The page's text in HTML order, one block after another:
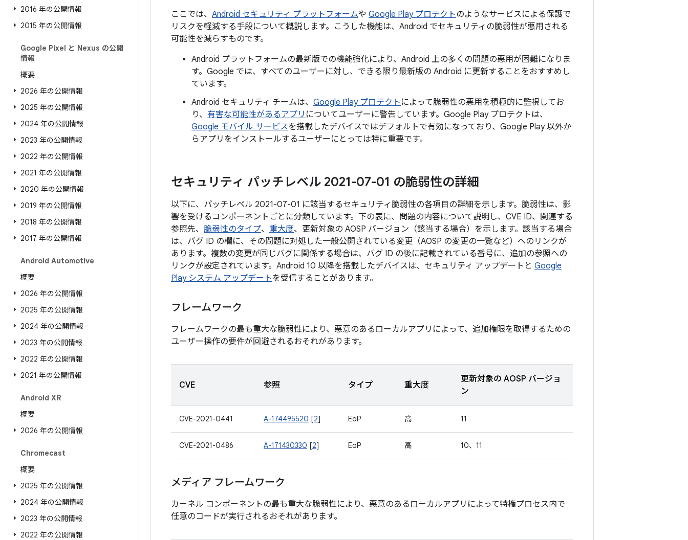
2016 年の公開情報
2015 年の公開情報
Google Pixel と Nexus の公開
情報
概要
2026 年の公開情報
2025 年の公開情報
2024 年の公開情報
2023 年の公開情報
2022 年の公開情報
2021 年の公開情報
2020 年の公開情報
2019 年の公開情報
2018 年の公開情報
2017 年の公開情報
Android Automotive
概要
2026 年の公開情報
2025 年の公開情報
2024 年の公開情報
2023 年の公開情報
2022 年の公開情報
2021 年の公開情報
Android XR
概要
2026 年の公開情報
Chromecast
概要
2025 年の公開情報
2024 年の公開情報
2023 年の公開情報
2022 年の公開情報
ここでは、 Android セキュリティ プラットフォームや Google Play プロテクトのようなサービスによる保護で
リスクを軽減する手段について概説します。こうした機能は、Android でセキュリティの脆弱性が悪用される
可能性を減らすものです。
Android プラットフォームの最新版での機能強化により、Android 上の多くの問題の悪用が困難になりま
す。Google では、すべてのユーザーに対し、できる限り最新版の Android に更新することをおすすめし
ています。
Android セキュリティ チームは、 Google Play プロテクト によって脆弱性の悪用を積極的に監視してお
り、 有害な可能性があるアプリ についてユーザーに警告しています。Google Play プロテクトは、
Google モバイル サービスを搭載したデバイスではデフォルトで有効になっており、Google Play 以外か
らアプリをインストールするユーザーにとっては特に重要です。
セキュリティ パッチレベル 2021-07-01 の脆弱性の詳細
以下に、パッチレベル 2021-07-01 に該当するセキュリティ脆弱性の各項目の詳細を示します。脆弱性は、影
響を受けるコンポーネントごとに分類しています。下の表に、問題の内容について説明し、CVE ID、関連する
参照先、 脆弱性のタイプ、 重大度、更新対象の AOSP バージョン（該当する場合）を示します。該当する場合
は、バグ ID の欄に、その問題に対処した一般公開されている変更（AOSP の変更の一覧など）へのリンクが
あります。複数の変更が同じバグに関係する場合は、バグ ID の後に記載されている番号に、追加の参照への
リンクが設定されています。Android 10 以降を搭載したデバイスは、セキュリティ アップデートと Google
Play システム アップデートを受信することがあります。
フレームワーク
フレームワークの最も重大な脆弱性により、悪意のあるローカルアプリによって、追加権限を取得するための
ユーザー操作の要件が回避されるおそれがあります。
CVE 参照 タイプ 重大度
更新対象の AOSP バージョ
ン
CVE-2021-0441 A-174495520 [2] EoP 高 11
CVE-2021-0486 A-171430330 [2] EoP 高 10、11
メディア フレームワーク
カーネル コンポーネントの最も重大な脆弱性により、悪意のあるローカルアプリによって特権プロセス内で
任意のコードが実行されるおそれがあります。